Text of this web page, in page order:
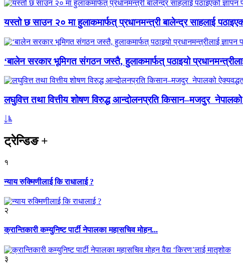
यस्तो छ साउन २० मा हुलाकमार्फत् प्रधानमन्त्री बालेन्द्र साहलाई
‘बालेन सरकार भूमिगत संगठन जस्तै, हुलाकमार्फत् पठाइयो
लघुवित्त तथा वित्तीय शोषण विरुद्ध आन्दोलनप्रति किसान–मजदुर नेपालको
ट्रेन्डिङ+
१
न्याय रुक्मिणीलाई कि राधालाई ?
२
क्रान्तिकारी कम्युनिष्ट पार्टी नेपालका महासचिव मोहन...
३